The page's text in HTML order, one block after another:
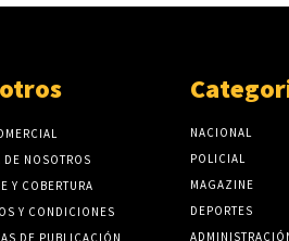
DE NOSOTROS
Y COBERTURA
Y CONDICIONES
DE PUBLICACIÓN
NACIONAL
POLICIAL
MAGAZINE
DEPORTES